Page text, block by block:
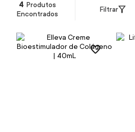
4 Produtos
Encontrados
Filtrar